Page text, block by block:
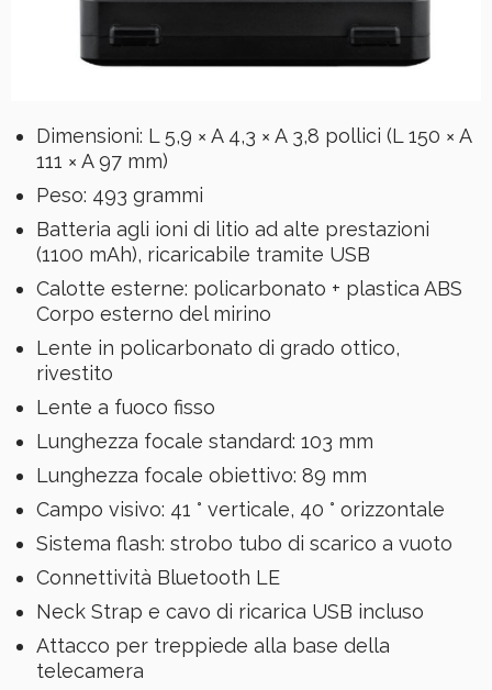
Dimensioni: L 5,9 × A 4,3 × A 3,8 pollici (L 150 × A
111 × A 97 mm)
Peso: 493 grammi
Batteria agli ioni di litio ad alte prestazioni
(1100 mAh), ricaricabile tramite USB
Calotte esterne: policarbonato + plastica ABS
Corpo esterno del mirino
Lente in policarbonato di grado ottico,
rivestito
Lente a fuoco fisso
Lunghezza focale standard: 103 mm
Lunghezza focale obiettivo: 89 mm
Campo visivo: 41 ° verticale, 40 ° orizzontale
Sistema flash: strobo tubo di scarico a vuoto
Connettività Bluetooth LE
Neck Strap e cavo di ricarica USB incluso
Attacco per treppiede alla base della
telecamera